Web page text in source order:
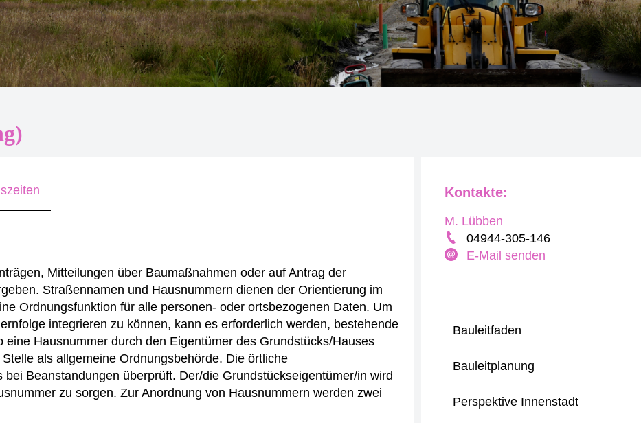
Mitteilungen über Baumaßnahmen oder auf Antrag der
Straßennamen und Hausnummern dienen der Orientierung im
Ordnungsfunktion für alle personen- oder ortsbezogenen Daten. Um
integrieren zu können, kann es erforderlich werden, bestehende
eine Hausnummer durch den Eigentümer des Grundstücks/Hauses
als allgemeine Ordnungsbehörde. Die örtliche
Beanstandungen überprüft. Der/die Grundstückseigentümer/in wird
zu sorgen. Zur Anordnung von Hausnummern werden zwei
Bauleitfaden
Bauleitplanung
Perspektive Innenstadt
Kontakte:
M. Lübben
04944-305-146
E-Mail senden